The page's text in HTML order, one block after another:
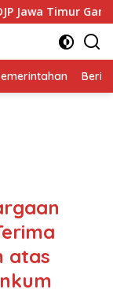
Tingkatkan
atas